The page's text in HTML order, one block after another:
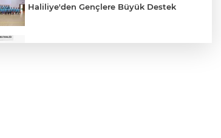
Haliliye'den Gençlere Büyük Destek